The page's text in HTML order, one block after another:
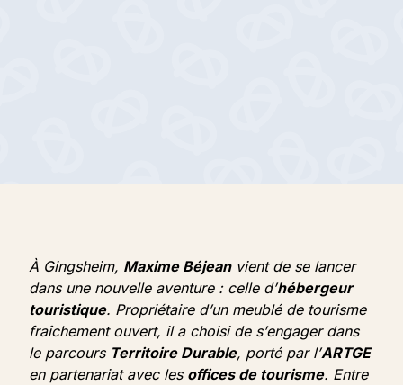
À Gingsheim, Maxime Béjeanvient de se lancer
dans une nouvelle aventure : celle d’hébergeur
touristique. Propriétaire d’un meublé de tourisme
fraîchement ouvert, il a choisi de s’engager dans
le parcours Territoire Durable, porté par l’ARTGE
en partenariat avec les offices de tourisme. Entre